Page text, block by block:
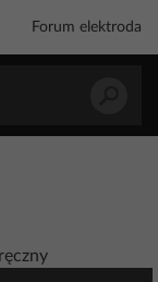
Forum elektroda